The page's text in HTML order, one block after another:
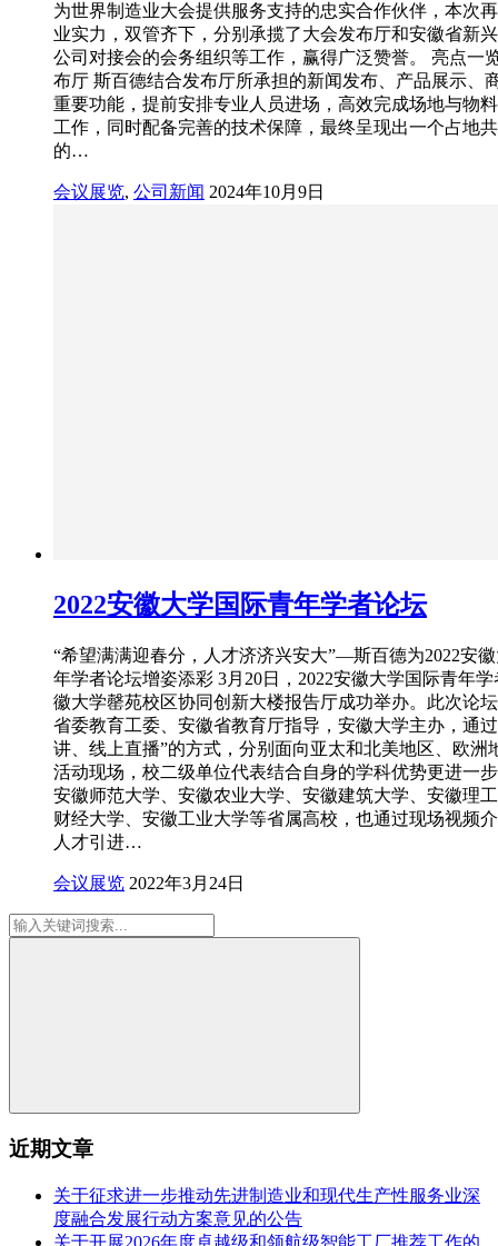
为世界制造业大会提供服务支持的忠实合作伙伴，本次
业实力，双管齐下，分别承揽了大会发布厅和安徽省新
公司对接会的会务组织等工作，赢得广泛赞誉。 亮点一
布厅 斯百德结合发布厅所承担的新闻发布、产品展示、
重要功能，提前安排专业人员进场，高效完成场地与物
工作，同时配备完善的技术保障，最终呈现出一个占地
的…
会议展览, 公司新闻 2024年10月9日
2022安徽大学国际青年学者论坛
“希望满满迎春分，人才济济兴安大”—斯百德为2022安
年学者论坛增姿添彩 3月20日，2022安徽大学国际青年
徽大学罄苑校区协同创新大楼报告厅成功举办。此次论
省委教育工委、安徽省教育厅指导，安徽大学主办，通
讲、线上直播”的方式，分别面向亚太和北美地区、欧洲
活动现场，校二级单位代表结合自身的学科优势更进一
安徽师范大学、安徽农业大学、安徽建筑大学、安徽理
财经大学、安徽工业大学等省属高校，也通过现场视频
人才引进…
会议展览 2022年3月24日
近期文章
关于征求进一步推动先进制造业和现代生产性服务业深
度融合发展行动方案意见的公告
关于开展2026年度卓越级和领航级智能工厂推荐工作的